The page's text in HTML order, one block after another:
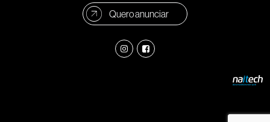
Quero anunciar